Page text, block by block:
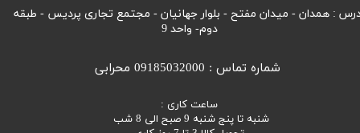
: همدان - میدان مفتح - بلوار جهانیان - مجتمع تجاری پردیس - طبقه
دوم- واحد 9
ساعت کاری :
شنبه تا پنج شنبه 9 صبح الی 8 شب
شماره تماس : 09185032000 محرابی